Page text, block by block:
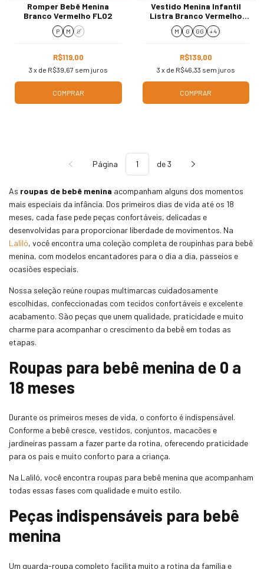
Romper Bebê Menina
Branco Vermelho FL02
P M G
R$119,00
3 x de R$39,67 sem juros
COMPRAR
Vestido Menina Infantil
Listra Branco Vermelho
3099
M G GG + 4
R$139,00
3 x de R$46,33 sem juros
COMPRAR
Página de 3
As roupas de bebê menina acompanham alguns dos momentos
mais especiais da infância. Dos primeiros dias de vida até os 18
meses, cada fase pede peças confortáveis, delicadas e
desenvolvidas para proporcionar liberdade de movimentos. Na
Laliló, você encontra uma coleção completa de roupinhas para bebê
menina, com modelos encantadores para o dia a dia, passeios e
ocasiões especiais.
Nossa seleção reúne roupas multimarcas cuidadosamente
escolhidas, confeccionadas com tecidos confortáveis e excelente
acabamento. São peças que unem qualidade, praticidade e muito
charme para acompanhar o crescimento da bebê em todas as
etapas.
Roupas para bebê menina de 0 a
18 meses
Durante os primeiros meses de vida, o conforto é indispensável.
Conforme a bebê cresce, vestidos, conjuntos, macacões e
jardineiras passam a fazer parte da rotina, oferecendo praticidade
para os pais e muito conforto para a criança.
Na Laliló, você encontra roupas para bebê menina que acompanham
todas essas fases com qualidade e muito estilo.
Peças indispensáveis para bebê
menina
Um guarda-roupa completo facilita muito a rotina da família e